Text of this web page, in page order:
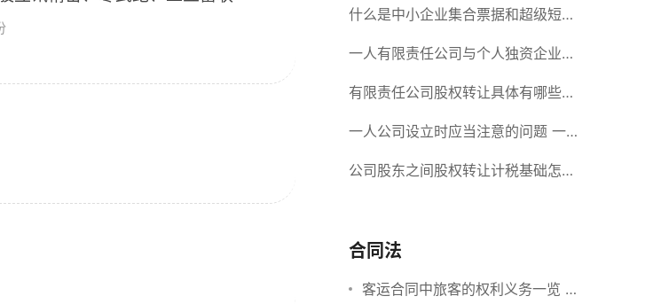
业短期借款需要注意哪些事项？
什么是中小企业集合票据和超级短期
融资券？一起来了解一下吧！
一人有限责任公司与个人独资企业的
区别 这些知识你都知道吗？
有限责任公司股权转让具体有哪些形
式？来了解下这五种形式
一人公司设立时应当注意的问题 一
人公司的特征
公司股东之间股权转让计税基础怎么
合什么要件？
合同法
客运合同中旅客的权利义务一览 主